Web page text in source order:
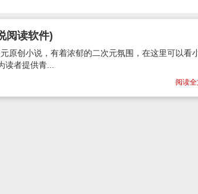
阅读软件)
原创小说，有着浓郁的二次元氛围，在这里可以看
者提供青...
阅读全